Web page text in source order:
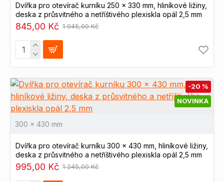
Dvířka pro otevírač kurníku 250 x 330 mm, hliníkové ližiny,
deska z průsvitného a netříštivého plexiskla opál 2,5 mm
845,00 Kč 1 045,00 Kč
NOVINKA
-20 %
300 x 430 mm
Dvířka pro otevírač kurníku 300 x 430 mm, hliníkové ližiny,
deska z průsvitného a netříštivého plexiskla opál 2,5 mm
995,00 Kč 1 245,00 Kč